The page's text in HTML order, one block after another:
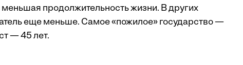
продолжительность жизни. В других
еще меньше. Самое «пожилое» государство —
— 45 лет.